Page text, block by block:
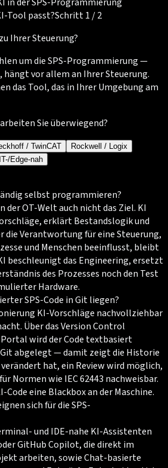
Tool passt?Schritt 1 / 2
Ihrer Steuerung?
um die SPS-Programmierung —
hängt vor allem an Ihrer Steuerung.
das Tool, das in Ihrer Umgebung am
Sie überwiegend?
/ TwinCAT
Rockwell / Logix
IT-/Edge-nah
selbst programmieren?
der OT-Welt auch nicht das Ziel. KI
erklärt Bestandslogik und
die Verantwortung für eine Steuerung,
und Menschen beeinflusst, bleibt
beschleunigt das Engineering, ersetzt
des Prozesses noch den Test
Hardware.
SPS-Code in Git liegen?
KI-Vorschläge nachvollziehbar
Über das Version Control
wird der Code textbasiert
abgelegt — damit zeigt die Historie
verändert hat, ein Review wird möglich,
Normen wie IEC 62443 nachweisbar.
eine Blackbox an der Maschine.
sich für die SPS-
und IDE-nahe KI-Assistenten
GitHub Copilot, die direkt im
arbeiten, sowie Chat-basierte